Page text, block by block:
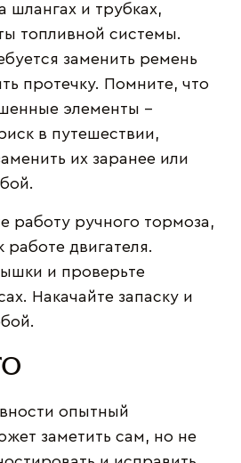
шлангах и трубках,
топливной системы.
заменить ремень
протечку. Помните, что
элементы –
в путешествии,
их заранее или
работу ручного тормоза,
работе двигателя.
и проверьте
Накачайте запаску и
опытный
заметить сам, но не